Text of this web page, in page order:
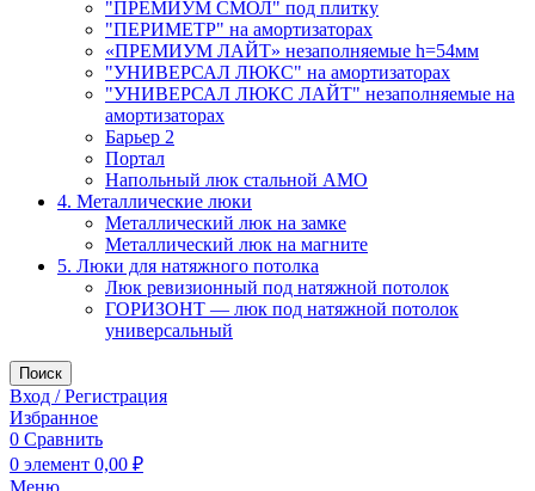
"ПРЕМИУМ СМОЛ" под плитку
"ПЕРИМЕТР" на амортизаторах
«ПРЕМИУМ ЛАЙТ» незаполняемые h=54мм
"УНИВЕРСАЛ ЛЮКС" на амортизаторах
"УНИВЕРСАЛ ЛЮКС ЛАЙТ" незаполняемые на
амортизаторах
Барьер 2
Портал
Напольный люк стальной АМО
4. Металлические люки
Металлический люк на замке
Металлический люк на магните
5. Люки для натяжного потолка
Люк ревизионный под натяжной потолок
ГОРИЗОНТ — люк под натяжной потолок
универсальный
Поиск
Вход / Регистрация
Избранное
0 Сравнить
0 элемент 0,00 ₽
Меню